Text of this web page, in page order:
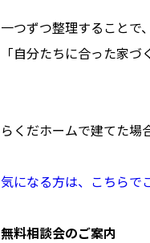
一つずつ整理することで、
「自分たちに合った家づ
らくだホームで建てた場
気になる方は、こちらで
無料相談会のご案内